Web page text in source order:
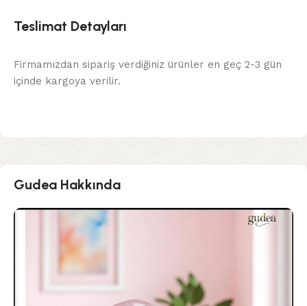
Teslimat Detayları
Firmamızdan sipariş verdiğiniz ürünler en geç 2-3 gün
içinde kargoya verilir.
Gudea Hakkında